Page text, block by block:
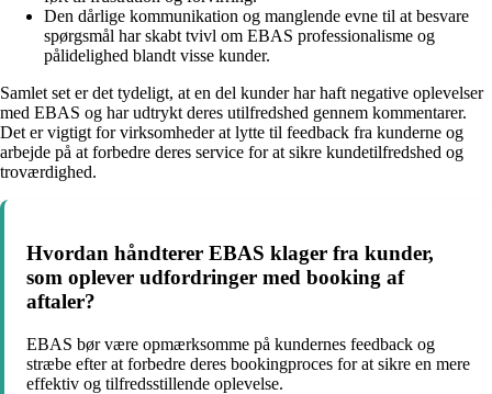
Den dårlige kommunikation og manglende evne til at besvare
spørgsmål har skabt tvivl om EBAS professionalisme og
pålidelighed blandt visse kunder.
Samlet set er det tydeligt, at en del kunder har haft negative oplevelser
med EBAS og har udtrykt deres utilfredshed gennem kommentarer.
Det er vigtigt for virksomheder at lytte til feedback fra kunderne og
arbejde på at forbedre deres service for at sikre kundetilfredshed og
troværdighed.
Hvordan håndterer EBAS klager fra kunder,
som oplever udfordringer med booking af
aftaler?
EBAS bør være opmærksomme på kundernes feedback og
stræbe efter at forbedre deres bookingproces for at sikre en mere
effektiv og tilfredsstillende oplevelse.